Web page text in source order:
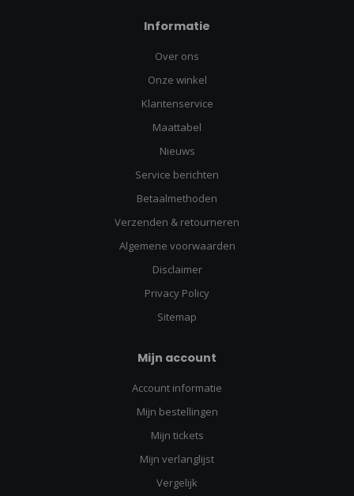
Informatie
Over ons
Onze winkel
Klantenservice
Maattabel
Nieuws
Service berichten
Betaalmethoden
Verzenden & retourneren
Algemene voorwaarden
Disclaimer
Privacy Policy
Sitemap
Mijn account
Account informatie
Mijn bestellingen
Mijn tickets
Mijn verlanglijst
Vergelijk